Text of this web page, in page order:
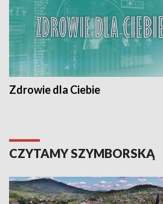
Zdrowie dla Ciebie
CZYTAMY SZYMBORSKĄ